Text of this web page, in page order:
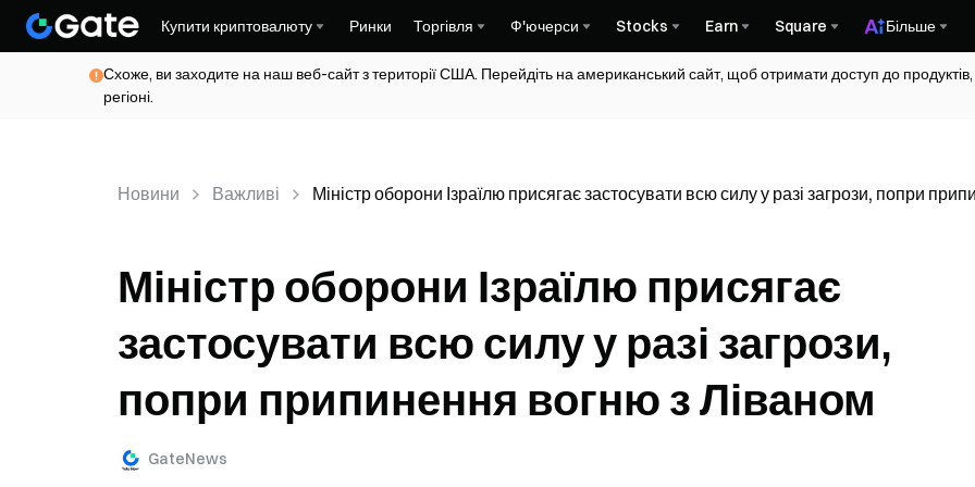
Купити криптовалюту Ринки Торгівля Ф'ючерси Stocks Earn Square Більше
Схоже, ви заходите на наш веб-сайт з території США. Перейдіть на американський сайт, щоб отримати доступ до
регіоні.
Новини Важливі Міністр оборони Ізраїлю присягає застосувати всю силу у разі загрози, попри
Міністр оборони Ізраїлю присягає
застосувати всю силу у разі загрози,
попри припинення вогню з Ліваном
GateNews